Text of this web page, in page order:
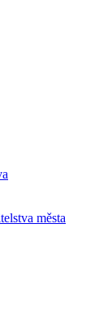
města